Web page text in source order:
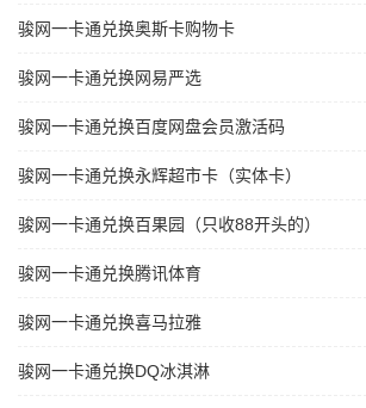
骏网一卡通兑换奥斯卡购物卡
骏网一卡通兑换网易严选
骏网一卡通兑换百度网盘会员激活码
骏网一卡通兑换永辉超市卡（实体卡）
骏网一卡通兑换百果园（只收88开头的）
骏网一卡通兑换腾讯体育
骏网一卡通兑换喜马拉雅
骏网一卡通兑换DQ冰淇淋